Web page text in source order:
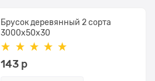
Брусок деревянный 2 сорта
3000x50х30
143 р